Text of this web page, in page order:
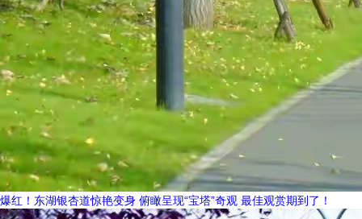
爆红！东湖银杏道惊艳变身 俯瞰呈现“宝塔”奇观 最佳观赏期到了！